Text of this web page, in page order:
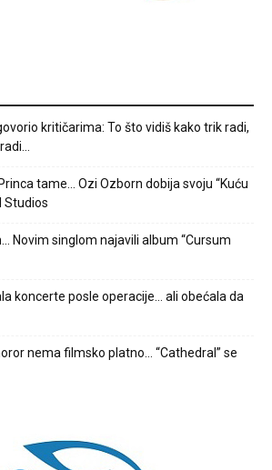
kritičarima: To što vidiš kako trik radi,
tame… Ozi Ozborn dobija svoju “Kuću
Studios
Novim singlom najavili album “Cursum
koncerte posle operacije… ali obećala da
nema filmsko platno… “Cathedral” se